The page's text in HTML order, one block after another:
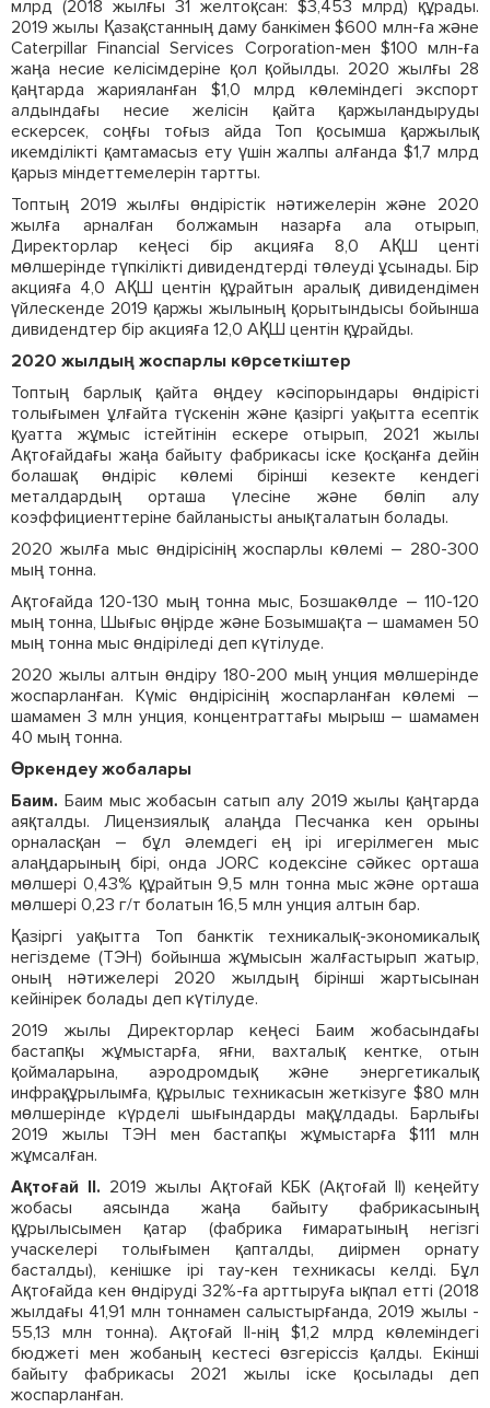
млрд (2018 жылғы 31 желтоқсан: $3,453 млрд) құрады.
2019 жылы Қазақстанның даму банкімен $600 млн-ға және
Caterpillar Financial Services Corporation-мен $100 млн-ға
жаңа несие келісімдеріне қол қойылды. 2020 жылғы 28
қаңтарда жарияланған $1,0 млрд көлеміндегі экспорт
алдындағы несие желісін қайта қаржыландыруды
ескерсек, соңғы тоғыз айда Топ қосымша қаржылық
икемділікті қамтамасыз ету үшін жалпы алғанда $1,7 млрд
қарыз міндеттемелерін тартты.
Топтың 2019 жылғы өндірістік нәтижелерін және 2020
жылға арналған болжамын назарға ала отырып,
Директорлар кеңесі бір акцияға 8,0 АҚШ центі
мөлшерінде түпкілікті дивидендтерді төлеуді ұсынады. Бір
акцияға 4,0 АҚШ центін құрайтын аралық дивидендімен
үйлескенде 2019 қаржы жылының қорытындысы бойынша
дивидендтер бір акцияға 12,0 АҚШ центін құрайды.
2020 жылдың жоспарлы көрсеткіштер
Топтың барлық қайта өңдеу кәсіпорындары өндірісті
толығымен ұлғайта түскенін және қазіргі уақытта есептік
қуатта жұмыс істейтінін ескере отырып, 2021 жылы
Ақтоғайдағы жаңа байыту фабрикасы іске қосқанға дейін
болашақ өндіріс көлемі бірінші кезекте кендегі
металдардың орташа үлесіне және бөліп алу
коэффициенттеріне байланысты анықталатын болады.
2020 жылға мыс өндірісінің жоспарлы көлемі – 280-300
мың тонна.
Ақтоғайда 120-130 мың тонна мыс, Бозшакөлде – 110-120
мың тонна, Шығыс өңірде және Бозымшақта – шамамен 50
мың тонна мыс өндіріледі деп күтілуде.
2020 жылы алтын өндіру 180-200 мың унция мөлшерінде
жоспарланған. Күміс өндірісінің жоспарланған көлемі –
шамамен 3 млн унция, концентраттағы мырыш – шамамен
40 мың тонна.
Өркендеу жобалары
Баим. Баим мыс жобасын сатып алу 2019 жылы қаңтарда
аяқталды. Лицензиялық алаңда Песчанка кен орыны
орналасқан – бұл әлемдегі ең ірі игерілмеген мыс
алаңдарының бірі, онда JORC кодексіне сәйкес орташа
мөлшері 0,43% құрайтын 9,5 млн тонна мыс және орташа
мөлшері 0,23 г/т болатын 16,5 млн унция алтын бар.
Қазіргі уақытта Топ банктік техникалық-экономикалық
негіздеме (ТЭН) бойынша жұмысын жалғастырып жатыр,
оның нәтижелері 2020 жылдың бірінші жартысынан
кейінірек болады деп күтілуде.
2019 жылы Директорлар кеңесі Баим жобасындағы
бастапқы жұмыстарға, яғни, вахталық кентке, отын
қоймаларына, аэродромдық және энергетикалық
инфрақұрылымға, құрылыс техникасын жеткізуге $80 млн
мөлшерінде күрделі шығындарды мақұлдады. Барлығы
2019 жылы ТЭН мен бастапқы жұмыстарға $111 млн
жұмсалған.
Ақтоғай II. 2019 жылы Ақтоғай КБК (Ақтоғай II) кеңейту
жобасы аясында жаңа байыту фабрикасының
құрылысымен қатар (фабрика ғимаратының негізгі
учаскелері толығымен қапталды, диірмен орнату
басталды), кенішке ірі тау-кен техникасы келді. Бұл
Ақтоғайда кен өндіруді 32%-ға арттыруға ықпал етті (2018
жылдағы 41,91 млн тоннамен салыстырғанда, 2019 жылы -
55,13 млн тонна). Ақтоғай ІІ-нің $1,2 млрд көлеміндегі
бюджеті мен жобаның кестесі өзгеріссіз қалды. Екінші
байыту фабрикасы 2021 жылы іске қосылады деп
жоспарланған.